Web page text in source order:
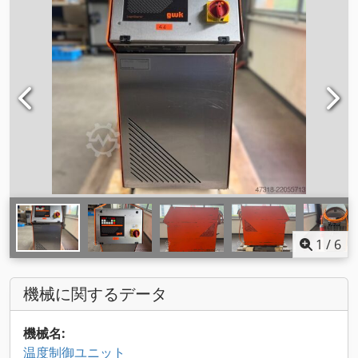
1 / 6
機械に関するデータ
機械名:
温度制御ユニット